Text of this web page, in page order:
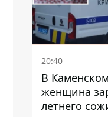
20:40
В
женщина
летнего